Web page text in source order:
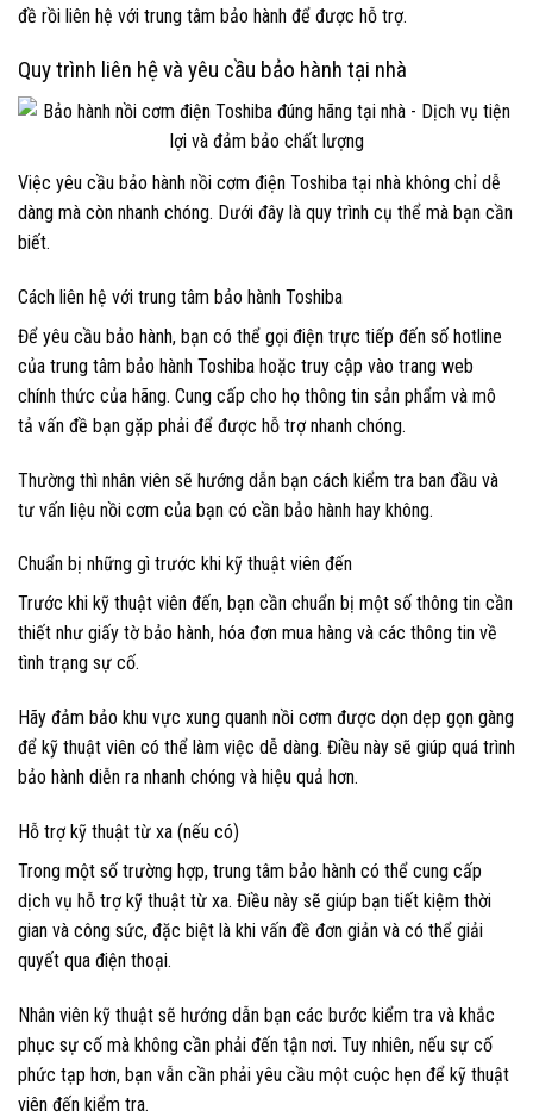
đề rồi liên hệ với trung tâm bảo hành để được hỗ trợ.
Quy trình liên hệ và yêu cầu bảo hành tại nhà
Việc yêu cầu bảo hành nồi cơm điện Toshiba tại nhà không chỉ dễ
dàng mà còn nhanh chóng. Dưới đây là quy trình cụ thể mà bạn cần
biết.
Cách liên hệ với trung tâm bảo hành Toshiba
Để yêu cầu bảo hành, bạn có thể gọi điện trực tiếp đến số hotline
của trung tâm bảo hành Toshiba hoặc truy cập vào trang web
chính thức của hãng. Cung cấp cho họ thông tin sản phẩm và mô
tả vấn đề bạn gặp phải để được hỗ trợ nhanh chóng.
Thường thì nhân viên sẽ hướng dẫn bạn cách kiểm tra ban đầu và
tư vấn liệu nồi cơm của bạn có cần bảo hành hay không.
Chuẩn bị những gì trước khi kỹ thuật viên đến
Trước khi kỹ thuật viên đến, bạn cần chuẩn bị một số thông tin cần
thiết như giấy tờ bảo hành, hóa đơn mua hàng và các thông tin về
tình trạng sự cố.
Hãy đảm bảo khu vực xung quanh nồi cơm được dọn dẹp gọn gàng
để kỹ thuật viên có thể làm việc dễ dàng. Điều này sẽ giúp quá trình
bảo hành diễn ra nhanh chóng và hiệu quả hơn.
Hỗ trợ kỹ thuật từ xa (nếu có)
Trong một số trường hợp, trung tâm bảo hành có thể cung cấp
dịch vụ hỗ trợ kỹ thuật từ xa. Điều này sẽ giúp bạn tiết kiệm thời
gian và công sức, đặc biệt là khi vấn đề đơn giản và có thể giải
quyết qua điện thoại.
Nhân viên kỹ thuật sẽ hướng dẫn bạn các bước kiểm tra và khắc
phục sự cố mà không cần phải đến tận nơi. Tuy nhiên, nếu sự cố
phức tạp hơn, bạn vẫn cần phải yêu cầu một cuộc hẹn để kỹ thuật
viên đến kiểm tra.